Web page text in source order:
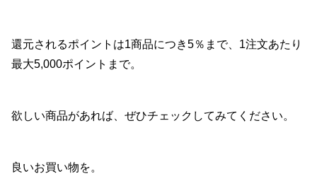
還元されるポイントは1商品につき5％まで、1注文あたり
最大5,000ポイントまで。
欲しい商品があれば、ぜひチェックしてみてください。
良いお買い物を。